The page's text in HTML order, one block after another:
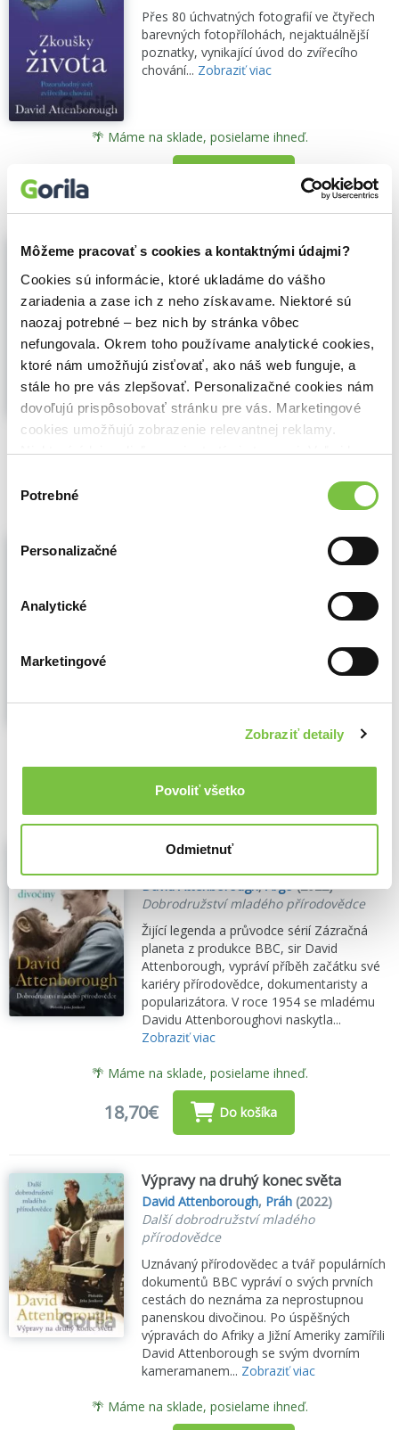
Môžeme pracovať s cookies a kontaktnými údajmi?
Cookies sú informácie, ktoré ukladáme do vášho
zariadenia a zase ich z neho získavame. Niektoré sú
naozaj potrebné – bez nich by stránka vôbec
nefungovala. Okrem toho používame analytické cookies,
ktoré nám umožňujú zisťovať, ako náš web funguje, a
stále ho pre vás zlepšovať. Personalizačné cookies nám
dovoľujú prispôsobovať stránku pre vás. Marketingové
cookies umožňujú zobrazenie relevantnej reklamy.
Niektoré údaje zdieľame aj s tretími stranami. Veľmi by
cookies.
súhlasu
Potrebné
Personalizačné
Analytické
Marketingové
Zobraziť detaily
Povoliť všetko
Odmietnuť
Přes 80 úchvatných fotografií ve čtyřech
barevných fotopřílohách, nejaktuálnější
poznatky, vynikající úvod do zvířecího
chování... Zobraziť viac
🌴 Máme na sklade, posielame ihneď.
Život ptáků
Ptáci představují nejrozšířenější velká
zvířata: obývají všechny kontinenty i
oceány. Jejich rozmanitost a
pestrobarevnost způsobují, že jsou
nesmírně fascinující. Tato kombinace z
nich tvoří člověkem nejčastěji pozorované
tvory...
Zobraziť viac
🌴 Máme na sklade, posielame ihneď.
Živá planeta - Síť života na Zemi (e-
V Živé planetě zkoumá David Atteborough
svým typickým způsobem síť života na
jedno z dvanácti hlavních přirozených
prostředí a doprovází nás na všechny čtyři
🌴 Okamžite na stiahnutie
10,29€ Do košíka
Výpravy do divočiny - prečítaná
David Attenborough,Argo(2022)
Dobrodružství mladého přírodovědce
Žijící legenda a průvodce sérií Zázračná
planeta z produkce BBC, sir David
Attenborough, vypráví příběh začátku své
kariéry přírodovědce, dokumentaristy a
popularizátora. V roce 1954 se mladému
Davidu Attenboroughovi naskytla...
Zobraziť viac
🌴 Máme na sklade, posielame ihneď.
18,70€ Do košíka
Výpravy na druhý konec světa
David Attenborough, Práh (2022)
Další dobrodružství mladého
přírodovědce
Uznávaný přírodovědec a tvář populárních
dokumentů BBC vypráví o svých prvních
cestách do neznáma za neprostupnou
panenskou divočinou. Po úspěšných
výpravách do Afriky a Jižní Ameriky zamířili
David Attenborough se svým dvorním
kameramanem... Zobraziť viac
🌴 Máme na sklade, posielame ihneď.